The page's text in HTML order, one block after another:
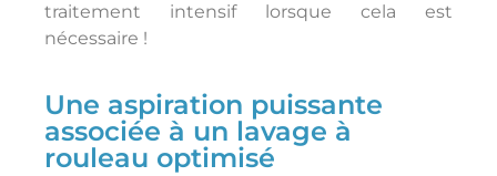
traitement intensif lorsque cela est
nécessaire !
Une aspiration puissante
associée à un lavage à
rouleau optimisé